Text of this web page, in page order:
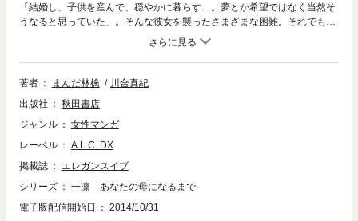
「結婚し、子供を産んで、穏やかに暮らす…。夢とか希望ではなく当然そ
うなると思っていた」。そんな彼女を襲ったさまざまな困難。それでも、
人を支え、人に支えられ、夢を持って、未来を見据えた彼女が、ついに我
が子を抱きしめるまでの奇跡を描いた感動ドキュメンタリー!!
著者 まんだ林檎
川合真紀
出版社
秋田書店
ジャンル
女性マンガ
レーベル
A.L.C. DX
掲載誌
エレガンスイブ
シリーズ
一凛 あなたの母になるまで
電子版配信開始日
2014/10/31